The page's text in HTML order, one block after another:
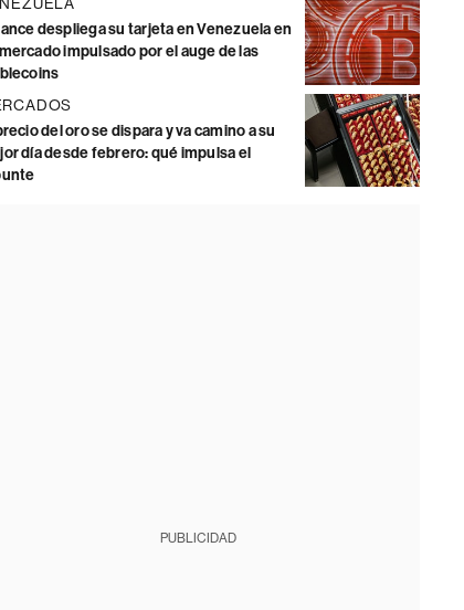
despliega su tarjeta en Venezuela en
impulsado por el auge de las
del oro se dispara y va camino a su
día desde febrero: qué impulsa el
PUBLICIDAD